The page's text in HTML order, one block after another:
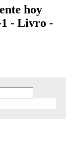
hoy
- Livro -